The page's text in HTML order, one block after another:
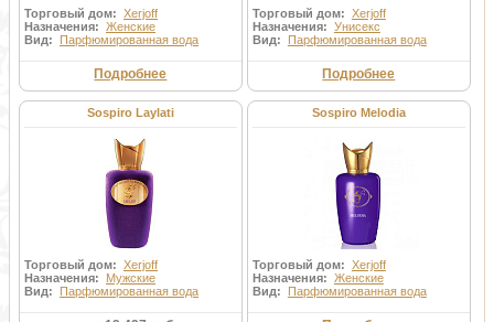
Торговый дом: Xerjoff
Назначения: Женские
Вид: Парфюмированная вода
Подробнее
Торговый дом: Xerjoff
Назначения: Унисекс
Вид: Парфюмированная вода
Подробнее
Sospiro Laylati
Торговый дом: Xerjoff
Назначения: Мужские
Вид: Парфюмированная вода
Sospiro Melodia
Торговый дом: Xerjoff
Назначения: Женские
Вид: Парфюмированная вода